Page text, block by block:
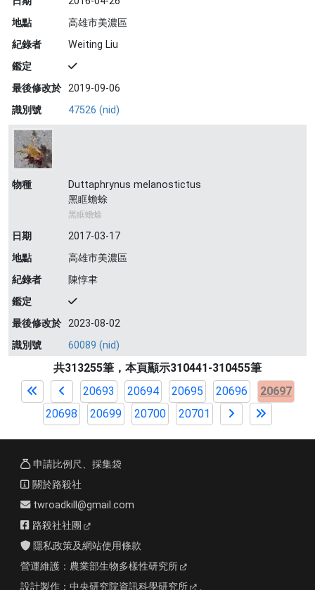
地點
高雄市美濃區
紀錄者
Weiting Liu
鑑定
最後修改於 2019-09-06
識別號
47526 (nid)
物種
Duttaphrynus melanostictus
黑眶蟾蜍
黑眶蟾蜍
日期
2017-03-17
地點
高雄市美濃區
紀錄者
陳惇聿
鑑定
最後修改於 2023-08-02
識別號
60089 (nid)
共313255筆，本頁顯示310441-310455筆
20693
20694 20695 20696
20697
20698
20699 20700 20701
申請比例尺、採集袋
關於路殺社
twroadkill@gmail.com
路殺社社團
隱私政策及網站使用條款
營運維護： 農業部生物多樣性研究所
設計製作： 中央研究院資訊科學研究所 、